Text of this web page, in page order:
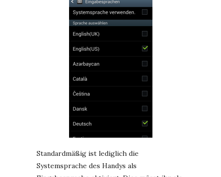
Standardmäßig ist lediglich die
Systemsprache des Handys als